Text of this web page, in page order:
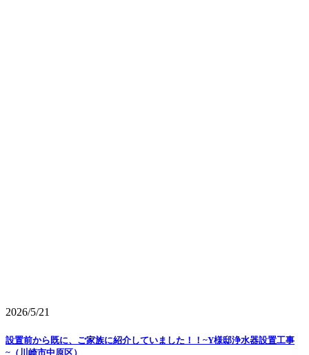
2026/5/21
設置前から既に、ご家族に紹介していました！！~Y様邸浄水器設置工事
~（川崎市中原区）